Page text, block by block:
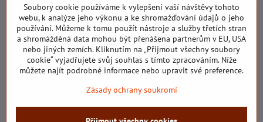
Důležité odkazy
Všechny texty, obrázky a fotografie jsou majetkem společnosti Ing.
Vojtěch Lečbych - IVL. Kopírovat obsah těchto stránek můžete jen se
Soubory cookie používáme k vylepšení vaší návštěvy tohoto
webu, k analýze jeho výkonu a ke shromažďování údajů o jeho
používání. Můžeme k tomu použít nástroje a služby třetích stran
a shromážděná data mohou být přenášena partnerům v EU, USA
nebo jiných zemích. Kliknutím na „Přijmout všechny soubory
cookie“ vyjadřujete svůj souhlas s tímto zpracováním. Níže
můžete najít podrobné informace nebo upravit své preference.
Zásady ochrany soukromí